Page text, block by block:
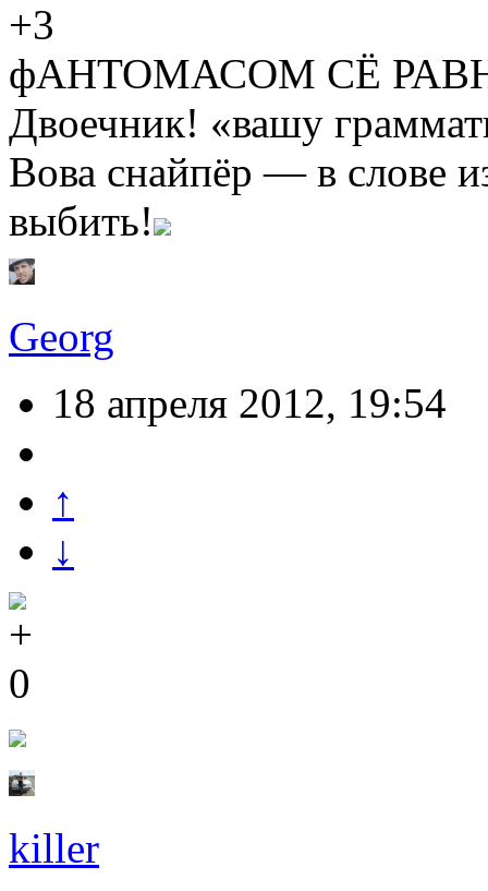
+3
фАНТОМАСОМ СЁ
Двоечник! «вашу
Вова снайпёр — в слове
выбить!
Georg
18 апреля 2012, 19:54
↑
↓
0
killer